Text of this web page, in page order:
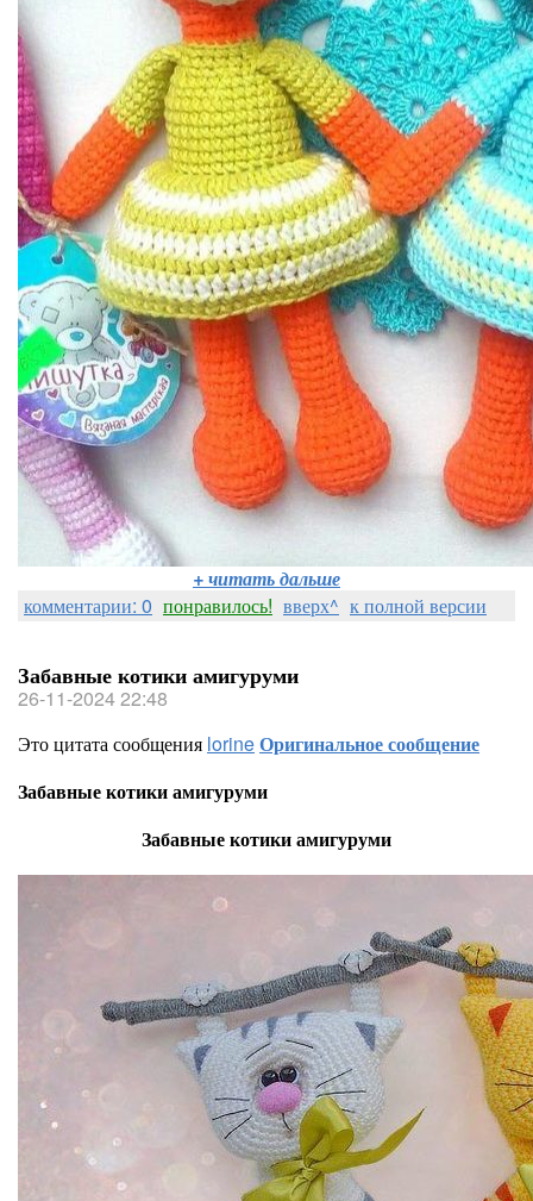
+ читать дальше
комментарии: 0 понравилось! вверх^ к полной версии
Забавные котики амигуруми
26-11-2024 22:48
Это цитата сообщения lorineОригинальное сообщение
Забавные котики амигуруми
Забавные котики амигуруми